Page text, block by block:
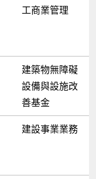
工商業管理
建築物無障礙
設備與設施改
善基金
建設事業業務